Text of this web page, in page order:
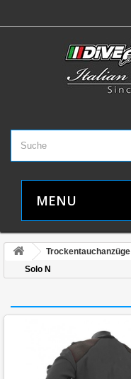
MENU
Trockentauchanzüge
Solo N